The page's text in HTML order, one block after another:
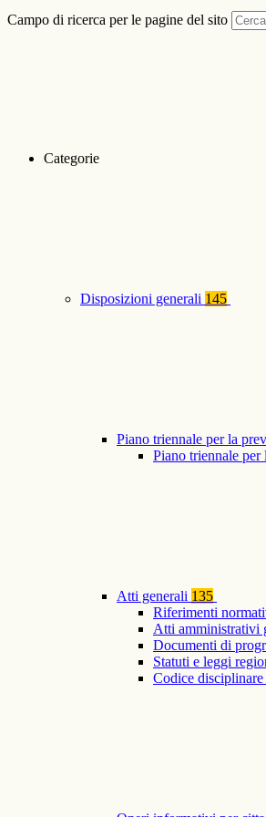
Campo di ricerca per le pagine del sito
Categorie
Disposizioni generali 145
Piano triennale per la
Piano triennale
Atti generali 135
Riferimenti
Atti amministrativi
Documenti di
Statuti e leggi
Codice